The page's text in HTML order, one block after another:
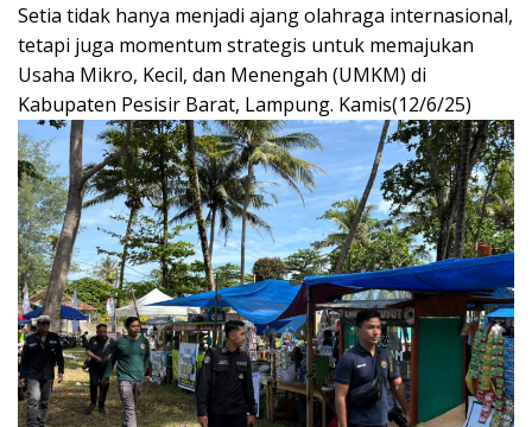
Setia tidak hanya menjadi ajang olahraga internasional,
tetapi juga momentum strategis untuk memajukan
Usaha Mikro, Kecil, dan Menengah (UMKM) di
Kabupaten Pesisir Barat, Lampung. Kamis(12/6/25)